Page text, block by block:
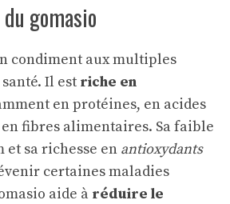
gomasio
condiment aux multiples
Il est riche en
en protéines, en acides
fibres alimentaires. Sa faible
et sa richesse en antioxydants
certaines maladies
aide à réduire le